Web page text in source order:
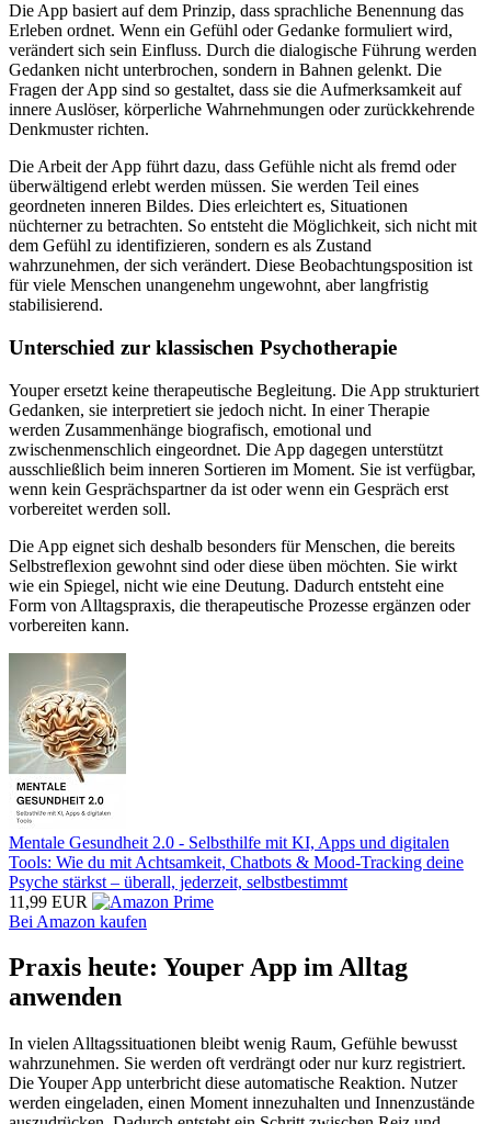
Die App basiert auf dem Prinzip, dass sprachliche Benennung das
Erleben ordnet. Wenn ein Gefühl oder Gedanke formuliert wird,
verändert sich sein Einfluss. Durch die dialogische Führung werden
Gedanken nicht unterbrochen, sondern in Bahnen gelenkt. Die
Fragen der App sind so gestaltet, dass sie die Aufmerksamkeit auf
innere Auslöser, körperliche Wahrnehmungen oder zurückkehrende
Denkmuster richten.
Die Arbeit der App führt dazu, dass Gefühle nicht als fremd oder
überwältigend erlebt werden müssen. Sie werden Teil eines
geordneten inneren Bildes. Dies erleichtert es, Situationen
nüchterner zu betrachten. So entsteht die Möglichkeit, sich nicht mit
dem Gefühl zu identifizieren, sondern es als Zustand
wahrzunehmen, der sich verändert. Diese Beobachtungsposition ist
für viele Menschen unangenehm ungewohnt, aber langfristig
stabilisierend.
Unterschied zur klassischen Psychotherapie
Youper ersetzt keine therapeutische Begleitung. Die App strukturiert
Gedanken, sie interpretiert sie jedoch nicht. In einer Therapie
werden Zusammenhänge biografisch, emotional und
zwischenmenschlich eingeordnet. Die App dagegen unterstützt
ausschließlich beim inneren Sortieren im Moment. Sie ist verfügbar,
wenn kein Gesprächspartner da ist oder wenn ein Gespräch erst
vorbereitet werden soll.
Die App eignet sich deshalb besonders für Menschen, die bereits
Selbstreflexion gewohnt sind oder diese üben möchten. Sie wirkt
wie ein Spiegel, nicht wie eine Deutung. Dadurch entsteht eine
Form von Alltagspraxis, die therapeutische Prozesse ergänzen oder
vorbereiten kann.
Mentale Gesundheit 2.0 - Selbsthilfe mit KI, Apps und digitalen
Tools: Wie du mit Achtsamkeit, Chatbots & Mood-Tracking deine
Psyche stärkst – überall, jederzeit, selbstbestimmt
11,99 EUR
Bei Amazon kaufen
Praxis heute: Youper App im Alltag
anwenden
In vielen Alltagssituationen bleibt wenig Raum, Gefühle bewusst
wahrzunehmen. Sie werden oft verdrängt oder nur kurz registriert.
Die Youper App unterbricht diese automatische Reaktion. Nutzer
werden eingeladen, einen Moment innezuhalten und Innenzustände